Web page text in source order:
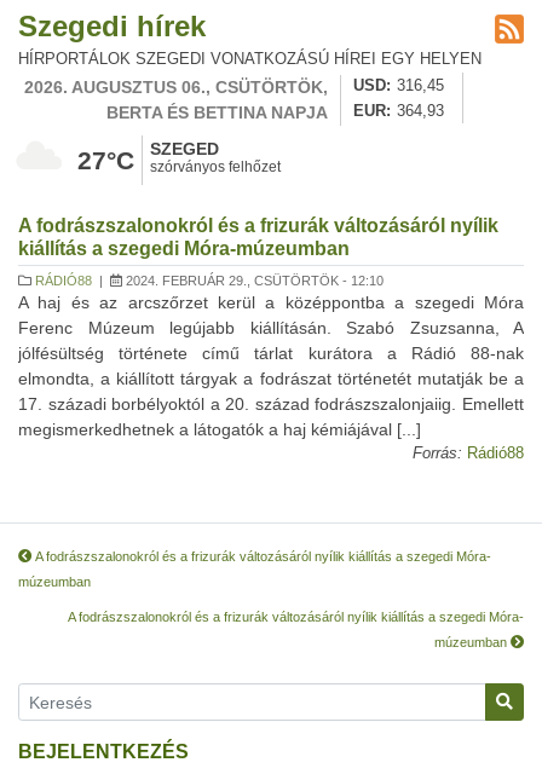
Szegedi hírek
HÍRPORTÁLOK SZEGEDI VONATKOZÁSÚ HÍREI EGY HELYEN
2026. AUGUSZTUS 06., CSÜTÖRTÖK,
BERTA ÉS BETTINA NAPJA
USD
316,45
EUR
364,93
27°C SZEGED
szórványos felhőzet
A fodrászszalonokról és a frizurák változásáról nyílik
kiállítás a szegedi Móra-múzeumban
RÁDIÓ88 | 2024. FEBRUÁR 29., CSÜTÖRTÖK - 12:10
A haj és az arcszőrzet kerül a középpontba a szegedi Móra
Ferenc Múzeum legújabb kiállításán. Szabó Zsuzsanna, A
jólfésültség története című tárlat kurátora a Rádió 88-nak
elmondta, a kiállított tárgyak a fodrászat történetét mutatják be a
17. századi borbélyoktól a 20. század fodrászszalonjaiig. Emellett
megismerkedhetnek a látogatók a haj kémiájával [...]
Forrás: Rádió88
A fodrászszalonokról és a frizurák változásáról nyílik kiállítás a szegedi Móra-
múzeumban
A fodrászszalonokról és a frizurák változásáról nyílik kiállítás a szegedi Móra-
múzeumban
BEJELENTKEZÉS